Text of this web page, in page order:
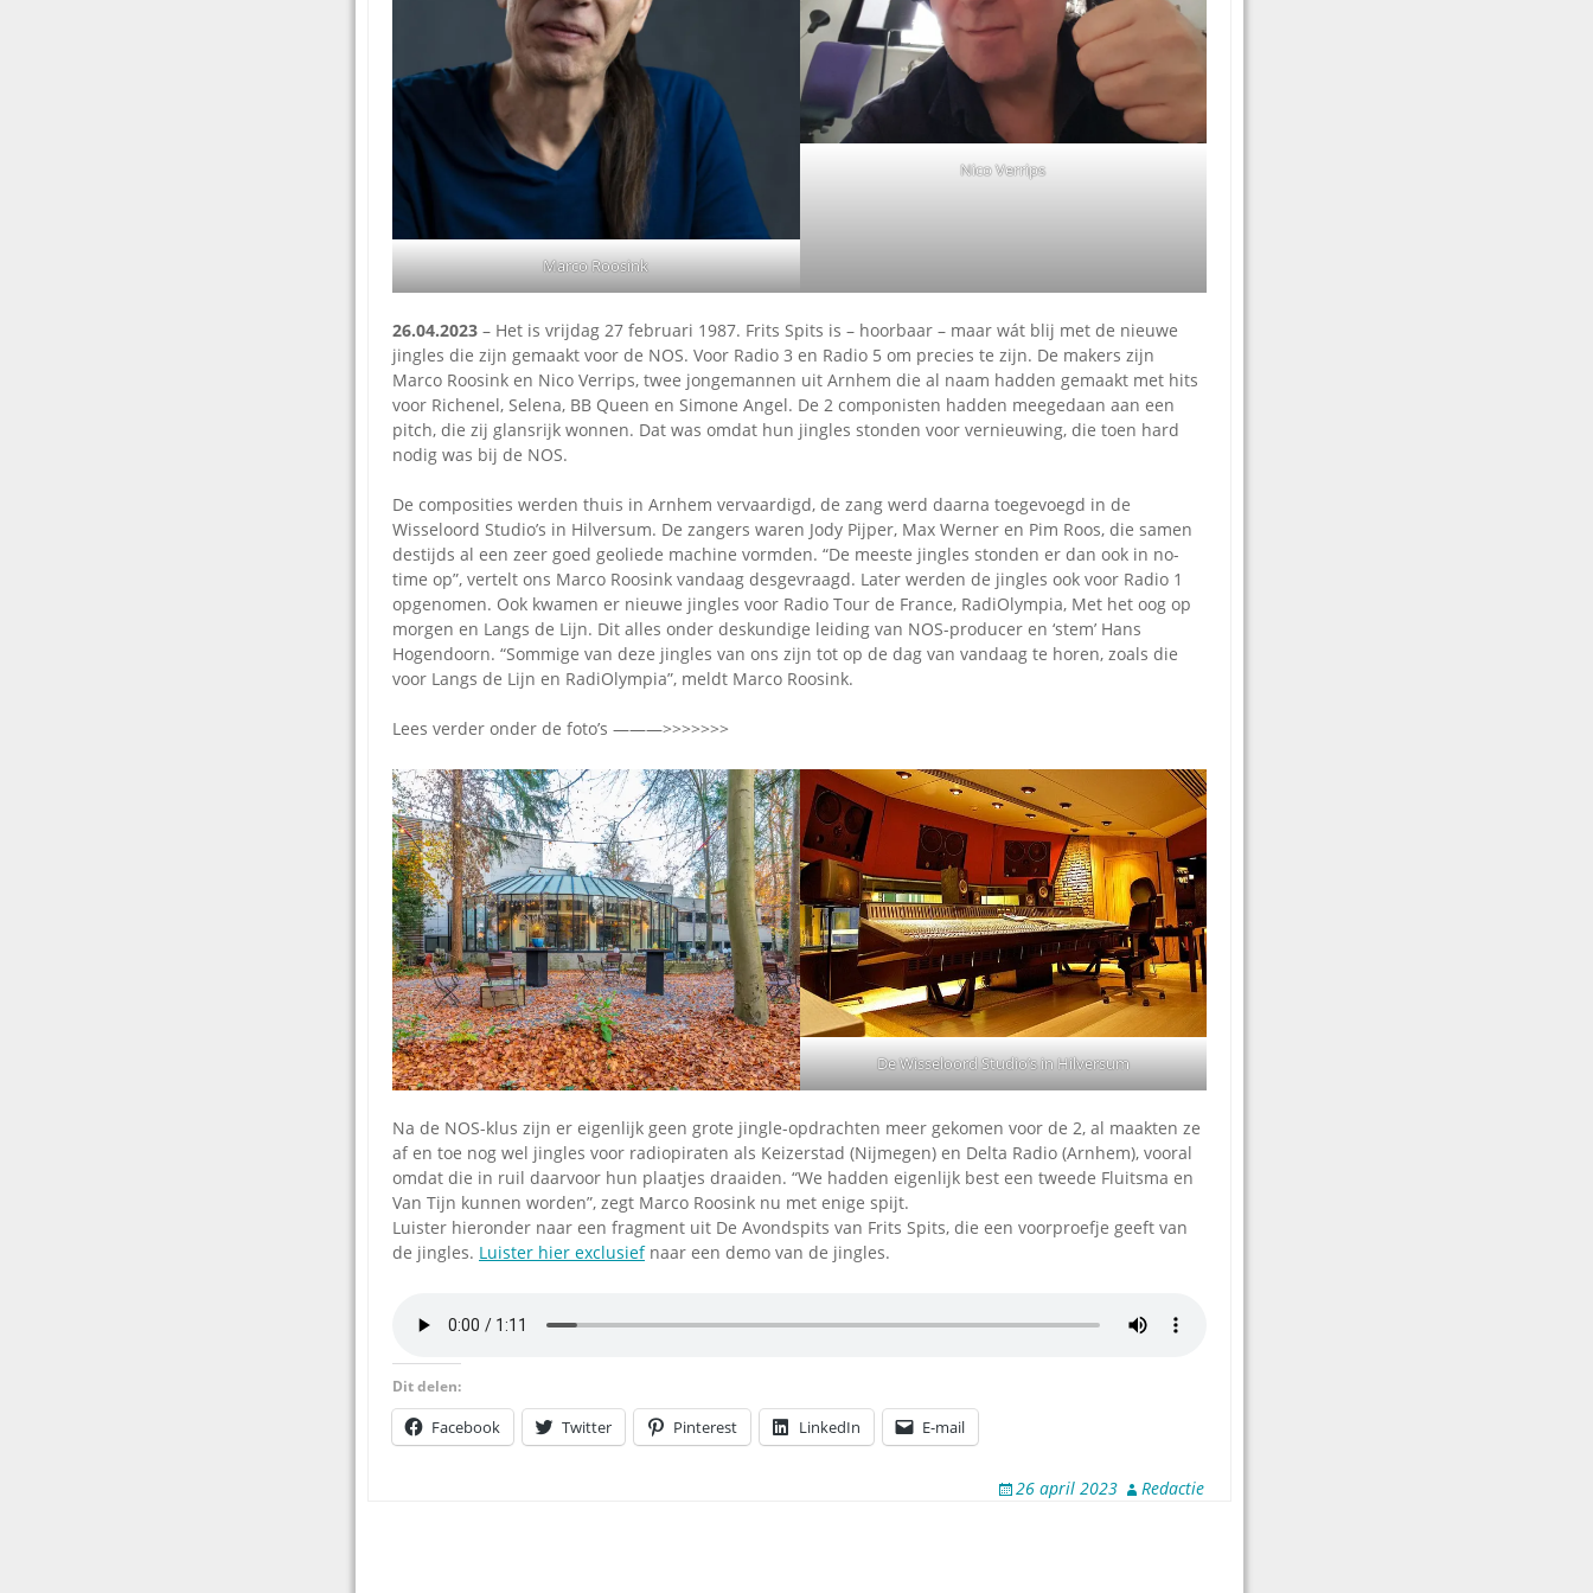
Omroepbanden
Stoomfluit Klaas
Uitvinding
jinglecassette
Marco Roosink
Nico Verrips
26.04.2023 – Het is vrijdag 27 februari 1987. Frits Spits is – hoorbaar – maar wát blij met de nieuwe
jingles die zijn gemaakt voor de NOS. Voor Radio 3 en Radio 5 om precies te zijn. De makers zijn
Marco Roosink en Nico Verrips, twee jongemannen uit Arnhem die al naam hadden gemaakt met hits
voor Richenel, Selena, BB Queen en Simone Angel. De 2 componisten hadden meegedaan aan een
pitch, die zij glansrijk wonnen. Dat was omdat hun jingles stonden voor vernieuwing, die toen hard
nodig was bij de NOS.
De composities werden thuis in Arnhem vervaardigd, de zang werd daarna toegevoegd in de
Wisseloord Studio’s in Hilversum. De zangers waren Jody Pijper, Max Werner en Pim Roos, die samen
destijds al een zeer goed geoliede machine vormden. “De meeste jingles stonden er dan ook in no-
time op”, vertelt ons Marco Roosink vandaag desgevraagd. Later werden de jingles ook voor Radio 1
opgenomen. Ook kwamen er nieuwe jingles voor Radio Tour de France, RadiOlympia, Met het oog op
morgen en Langs de Lijn. Dit alles onder deskundige leiding van NOS-producer en ‘stem’ Hans
Hogendoorn. “Sommige van deze jingles van ons zijn tot op de dag van vandaag te horen, zoals die
voor Langs de Lijn en RadiOlympia”, meldt Marco Roosink.
Lees verder onder de foto’s ———>>>>>>>
De Wisseloord Studio’s in Hilversum
Na de NOS-klus zijn er eigenlijk geen grote jingle-opdrachten meer gekomen voor de 2, al maakten ze
af en toe nog wel jingles voor radiopiraten als Keizerstad (Nijmegen) en Delta Radio (Arnhem), vooral
omdat die in ruil daarvoor hun plaatjes draaiden. “We hadden eigenlijk best een tweede Fluitsma en
Van Tijn kunnen worden”, zegt Marco Roosink nu met enige spijt.
Luister hieronder naar een fragment uit De Avondspits van Frits Spits, die een voorproefje geeft van
de jingles. Luister hier exclusiefnaar een demo van de jingles.
Dit delen:
Facebook Twitter Pinterest LinkedIn E-mail
26 april 2023 Redactie